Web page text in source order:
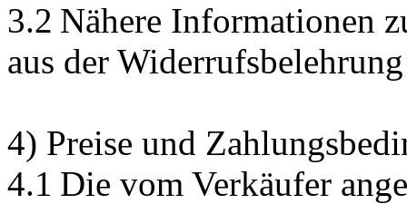
3.2 Nähere Informationen
aus der
4) Preise und
4.1 Die vom Verkäufer